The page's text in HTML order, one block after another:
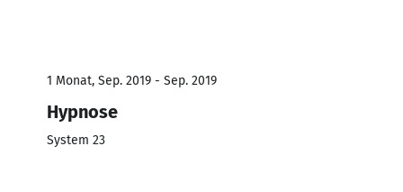
1 Monat, Sep. 2019 - Sep. 2019
Hypnose
System 23